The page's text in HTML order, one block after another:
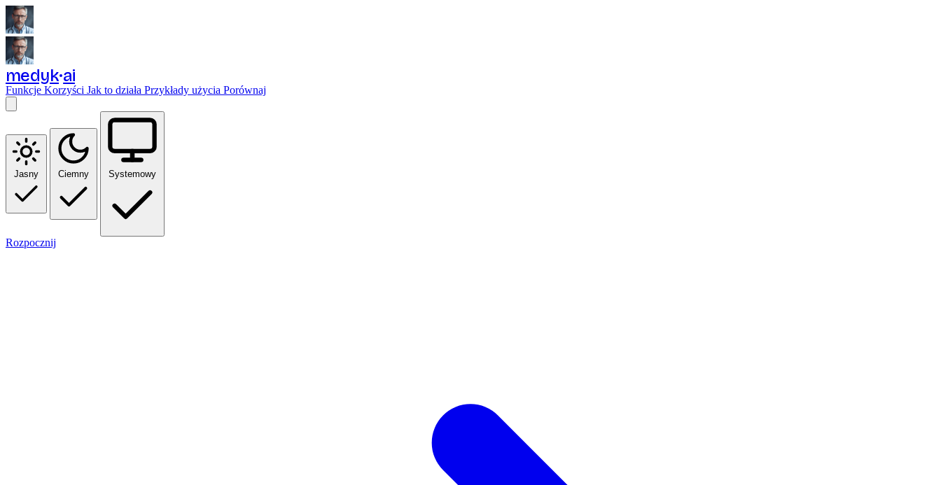
medyk ai
Funkcje Korzyści Jak to działa Przykłady użycia Porównaj
Jasny Ciemny Systemowy
Rozpocznij